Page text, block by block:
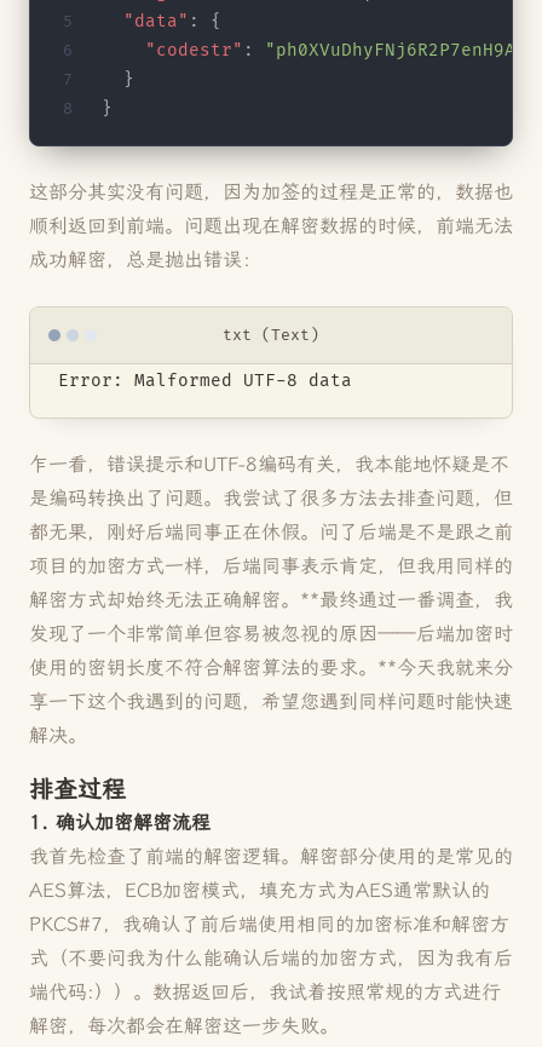
  "data"
: {
    "codestr"
:
  }
}
这部分其实没有问题，因为加签的过程是正常的，数据也
顺利返回到前端。问题出现在解密数据的时候，前端无法
成功解密，总是抛出错误：
txt (Text)
Error: Malformed UTF-8 data
乍一看，错误提示和UTF-8编码有关，我本能地怀疑是不
是编码转换出了问题。我尝试了很多方法去排查问题，但
都无果，刚好后端同事正在休假。问了后端是不是跟之前
项目的加密方式一样，后端同事表示肯定，但我用同样的
解密方式却始终无法正确解密。**最终通过一番调查，我
发现了一个非常简单但容易被忽视的原因——后端加密时
使用的密钥长度不符合解密算法的要求。**今天我就来分
享一下这个我遇到的问题，希望您遇到同样问题时能快速
解决。
排查过程
1. 确认加密解密流程
我首先检查了前端的解密逻辑。解密部分使用的是常见的
AES算法，ECB加密模式，填充方式为AES通常默认的
PKCS#7，我确认了前后端使用相同的加密标准和解密方
式（不要问我为什么能确认后端的加密方式，因为我有后
端代码:））。数据返回后，我试着按照常规的方式进行
解密，每次都会在解密这一步失败。